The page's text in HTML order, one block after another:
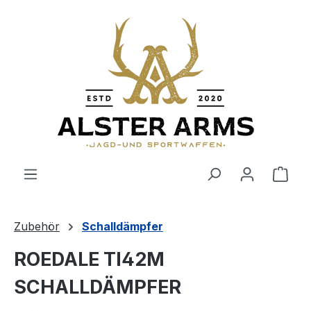
Zum Hauptinhalt springen
Zubehör Schalldämpfer
ROEDALE TI42M
SCHALLDÄMPFER